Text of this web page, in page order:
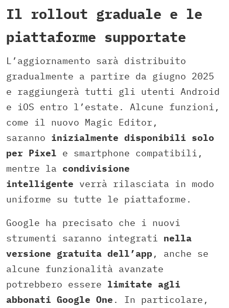
Il rollout graduale e le
piattaforme supportate
L’aggiornamento sarà distribuito
gradualmente a partire da giugno 2025
e raggiungerà tutti gli utenti Android
e iOS entro l’estate. Alcune funzioni,
come il nuovo Magic Editor,
saranno inizialmente disponibili solo
per Pixel e smartphone compatibili,
mentre la condivisione
intelligente verrà rilasciata in modo
uniforme su tutte le piattaforme.
Google ha precisato che i nuovi
strumenti saranno integrati nella
versione gratuita dell’app , anche se
alcune funzionalità avanzate
potrebbero essere limitate agli
abbonati Google One . In particolare,